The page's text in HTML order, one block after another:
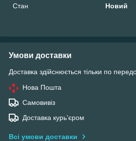
Стан
Новий
Умови доставки
Доставка здійснюється тільки по
Нова Пошта
Самовивіз
Доставка курь'єром
Всі умови доставки